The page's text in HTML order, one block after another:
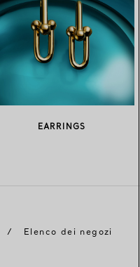
EARRINGS
/ Elenco dei negozi